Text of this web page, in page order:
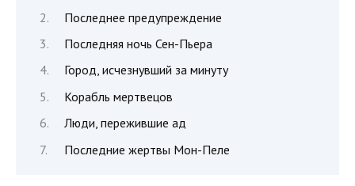
Последнее предупреждение
Последняя ночь Сен-Пьера
Город, исчезнувший за минуту
Корабль мертвецов
Люди, пережившие ад
Последние жертвы Мон-Пеле